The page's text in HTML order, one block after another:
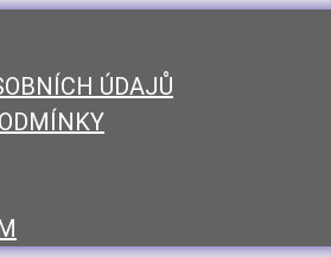
ÚDAJŮ